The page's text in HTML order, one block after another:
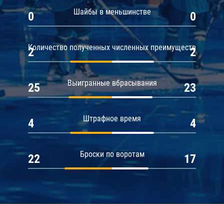
Шайбы в меньшинстве
0 0
Количество полученных численных преимуществ
2 2
Выигранные вбрасывания
25 23
Штрафное время
4 4
Броски по воротам
22 17